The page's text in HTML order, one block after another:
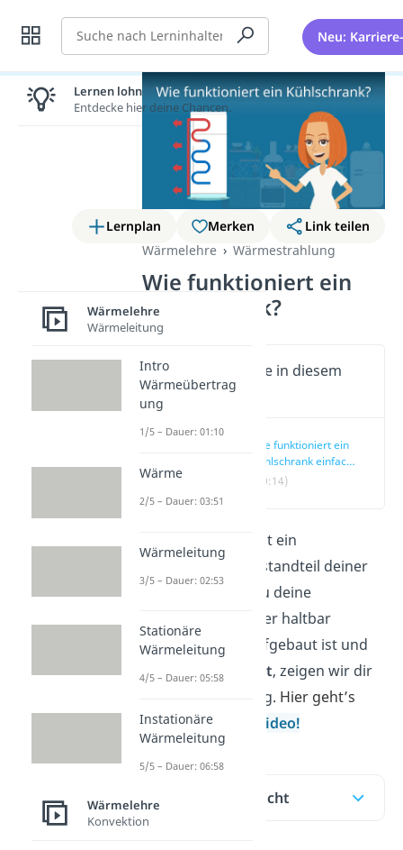
Suche Neu:
Lernplan Merken
Link teilen
Wärmelehre
Wärmestrahlung
Wie funktioniert ein
Kühlschrank?
Wichtige Inhalte in diesem
Video
Wie funktioniert ein
Kühlschrank einfach
erklärt
(00:14)
ist ein
unersetzlicher Bestandteil deiner
Küche, mit dem du deine
Lebensmittel länger haltbar
machst. Wie er aufgebaut ist und
wie er
funktioniert, zeigen wir dir
in unserem Beitrag. Hier geht’s
auch direkt zum
Video!
Inhaltsübersicht
Lernen lohnt sich!
Entdecke hier deine Chancen.
Wärmelehre
Wärmeleitung
Intro
Wärmeübertrag
ung
1/5 – Dauer: 01:10
Wärme
2/5 – Dauer: 03:51
Wärmeleitung
3/5 – Dauer: 02:53
Stationäre
Wärmeleitung
4/5 – Dauer: 05:58
Instationäre
Wärmeleitung
5/5 – Dauer: 06:58
Wärmelehre
Konvektion